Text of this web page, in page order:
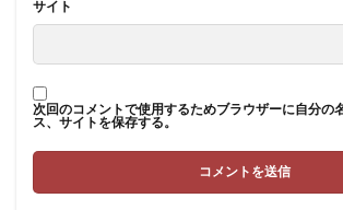
サイト
次回のコメントで使用するためブラウザーに自分の
ス、サイトを保存する。